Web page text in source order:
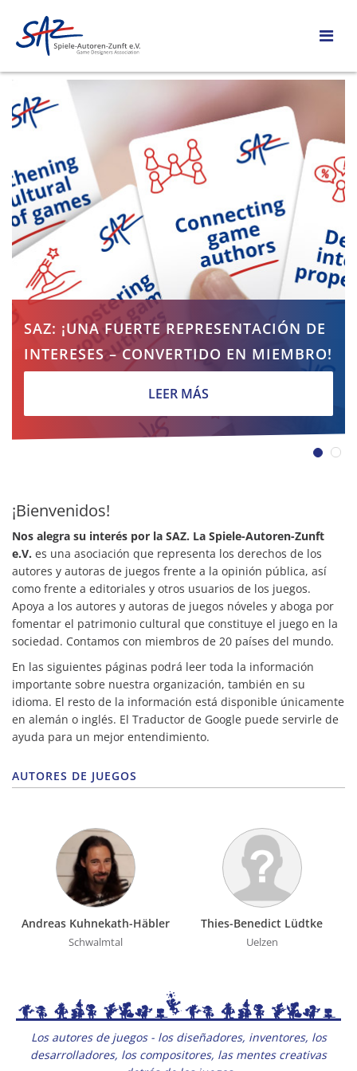
SAZ: ¡UNA FUERTE REPRESENTACIÓN DE
INTERESES – CONVERTIDO EN MIEMBRO!
LEER MÁS
¡Bienvenidos!
Nos alegra su interés por la SAZ. La Spiele-Autoren-Zunft
e.V. es una asociación que representa los derechos de los
autores y autoras de juegos frente a la opinión pública, así
como frente a editoriales y otros usuarios de los juegos.
Apoya a los autores y autoras de juegos nóveles y aboga por
fomentar el patrimonio cultural que constituye el juego en la
sociedad. Contamos con miembros de 20 países del mundo.
En las siguientes páginas podrá leer toda la información
importante sobre nuestra organización, también en su
idioma. El resto de la información está disponible únicamente
en alemán o inglés. El Traductor de Google puede servirle de
ayuda para un mejor entendimiento.
AUTORES DE JUEGOS
Andreas Kuhnekath-Häbler
Schwalmtal
Thies-Benedict Lüdtke
Uelzen
Los autores de juegos - los diseñadores, inventores, los
desarrolladores, los compositores, las mentes creativas